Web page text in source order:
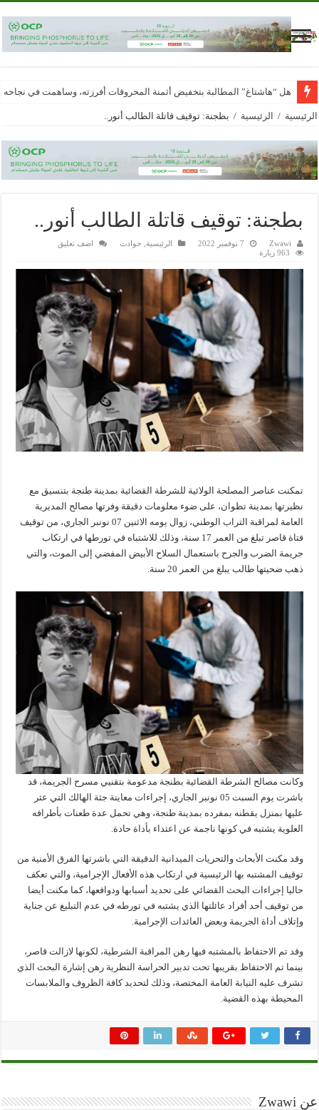
هل “هاشتاغ” المطالبة بتخفيض أثمنة المحروقات أفرزته، وساهمت في
الرئيسية / الرئيسية / بطجنة: توقيف قاتلة الطالب أنور..
بطجنة: توقيف قاتلة الطالب أنور..
Zwawi 7 نوفمبر 2022 الرئيسية حوادث
اضف تعليق
963 زيارة
تمكنت عناصر المصلحة الولائية للشرطة القضائية بمدينة طنجة بتنسيق مع
نظيرتها بمدينة تطوان، على ضوء معلومات دقيقة وفرتها مصالح المديرية
العامة لمراقبة التراب الوطني، زوال يومه الاثنين 07 نونبر الجاري، من توقيف
فتاة قاصر تبلغ من العمر 17 سنة، وذلك للاشتباه في تورطها في ارتكاب
جريمة الضرب والجرح باستعمال السلاح الأبيض المفضي إلى الموت، والتي
ذهب ضحيتها طالب يبلغ من العمر 20 سنة.
وكانت مصالح الشرطة القضائية بطنجة مدعومة بتقنيي مسرح الجريمة، قد
باشرت يوم السبت 05 نونبر الجاري، إجراءات معاينة جثة الهالك التي عثر
عليها بمنزل يقطنه بمفرده بمدينة طنجة، وهي تحمل عدة طعنات بأطرافه
العلوية يشتبه في كونها ناجمة عن اعتداء بأداة حادة.
وقد مكنت الأبحاث والتحريات الميدانية الدقيقة التي باشرتها الفرق الأمنية من
توقيف المشتبه بها الرئيسية في ارتكاب هذه الأفعال الإجرامية، والتي تعكف
حاليا إجراءات البحث القضائي على تحديد أسبابها ودوافعها، كما مكنت أيضا
من توقيف أحد أفراد عائلتها الذي يشتبه في تورطه في عدم التبليغ عن جناية
وإتلاف أداة الجريمة وبعض العائدات الإجرامية.
وقد تم الاحتفاظ بالمشتبه فيها رهن المراقبة الشرطية، لكونها لازالت قاصر،
بينما تم الاحتفاظ بقريبها تحت تدبير الحراسة النظرية رهن إشارة البحث الذي
تشرف عليه النيابة العامة المختصة، وذلك لتحديد كافة الظروف والملابسات
المحيطة بهذه القضية.
عن Zwawi